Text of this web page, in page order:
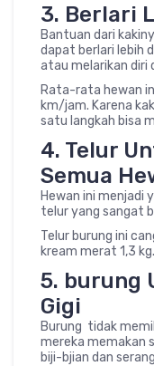
3. Berlari
Bantuan dari
dapat berlari lebih
atau melarikan diri
Rata-rata hewan
km/jam. Karena
satu langkah bisa
4. Telur
Semua
Hewan ini menjadi
telur yang sangat
Telur burung ini
kream merat 1,3 kg.
5. burung
Gigi
Burung tidak
mereka memakan
biji-bjian dan